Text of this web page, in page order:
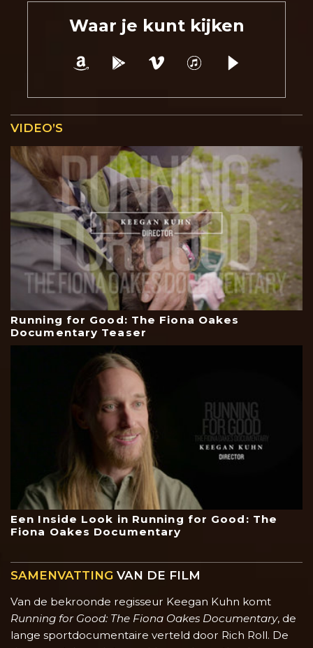
Waar je kunt kijken
VIDEO’S
Running for Good: The Fiona Oakes
Documentary Teaser
Een Inside Look in Running for Good: The
Fiona Oakes Documentary
SAMENVATTING VAN DE FILM
Van de bekroonde regisseur Keegan Kuhn komt
Running for Good: The Fiona Oakes Documentary, de
lange sportdocumentaire verteld door Rich Roll. De